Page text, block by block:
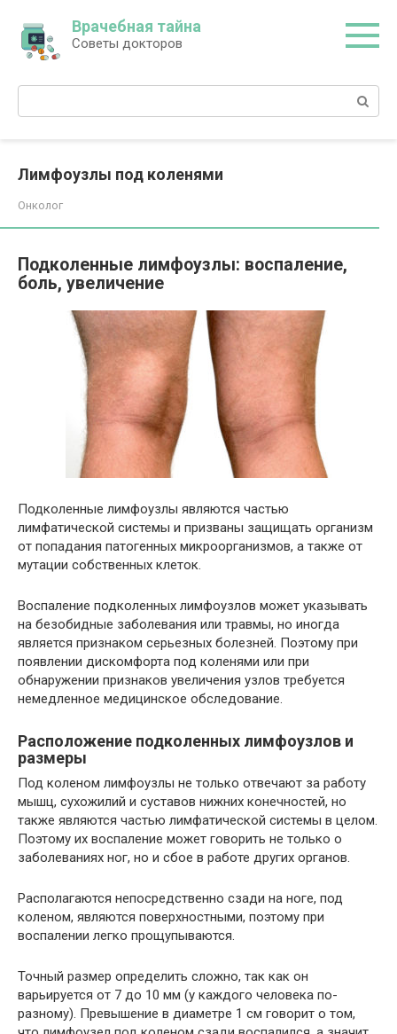
контенту
Врачебная тайна
Советы докторов
Поиск:
Лимфоузлы под коленями
Онколог
Подколенные лимфоузлы: воспаление,
боль, увеличение
Подколенные лимфоузлы являются частью
лимфатической системы и призваны защищать организм
от попадания патогенных микроорганизмов, а также от
мутации собственных клеток.
Воспаление подколенных лимфоузлов может указывать
на безобидные заболевания или травмы, но иногда
является признаком серьезных болезней. Поэтому при
появлении дискомфорта под коленями или при
обнаружении признаков увеличения узлов требуется
немедленное медицинское обследование.
Расположение подколенных лимфоузлов и
размеры
Под коленом лимфоузлы не только отвечают за работу
мышц, сухожилий и суставов нижних конечностей, но
также являются частью лимфатической системы в целом.
Поэтому их воспаление может говорить не только о
заболеваниях ног, но и сбое в работе других органов.
Располагаются непосредственно сзади на ноге, под
коленом, являются поверхностными, поэтому при
воспалении легко прощупываются.
Точный размер определить сложно, так как он
варьируется от 7 до 10 мм (у каждого человека по-
разному). Превышение в диаметре 1 см говорит о том,